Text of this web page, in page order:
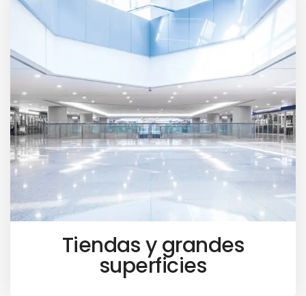
Tiendas y grandes
superficies